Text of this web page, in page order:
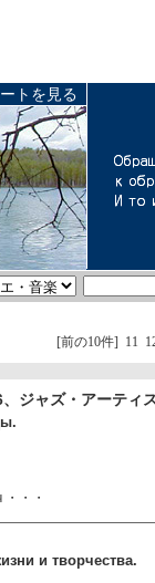
トを見る
[前の10件] 11
、ジャズ・アーテ
・・
и творчества.